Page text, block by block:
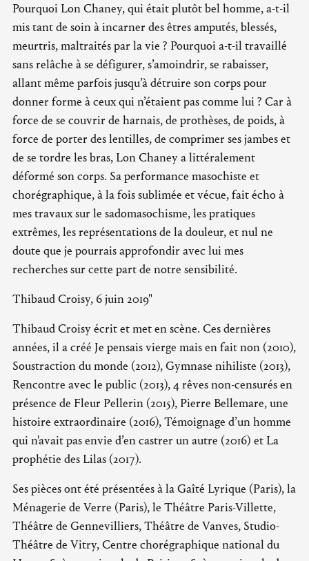
Pourquoi Lon Chaney, qui était plutôt bel homme, a-t-il
mis tant de soin à incarner des êtres amputés, blessés,
meurtris, maltraités par la vie ? Pourquoi a-t-il travaillé
sans relâche à se défigurer, s’amoindrir, se rabaisser,
allant même parfois jusqu’à détruire son corps pour
donner forme à ceux qui n’étaient pas comme lui ? Car à
force de se couvrir de harnais, de prothèses, de poids, à
force de porter des lentilles, de comprimer ses jambes et
de se tordre les bras, Lon Chaney a littéralement
déformé son corps. Sa performance masochiste et
chorégraphique, à la fois sublimée et vécue, fait écho à
mes travaux sur le sadomasochisme, les pratiques
extrêmes, les représentations de la douleur, et nul ne
doute que je pourrais approfondir avec lui mes
recherches sur cette part de notre sensibilité.
Thibaud Croisy, 6 juin 2019"
Thibaud Croisy écrit et met en scène. Ces dernières
années, il a créé Je pensais vierge mais en fait non (2010),
Soustraction du monde (2012), Gymnase nihiliste (2013),
Rencontre avec le public (2013), 4 rêves non-censurés en
présence de Fleur Pellerin (2015), Pierre Bellemare, une
histoire extraordinaire (2016), Témoignage d’un homme
qui n'avait pas envie d’en castrer un autre (2016) et La
prophétie des Lilas (2017).
Ses pièces ont été présentées à la Gaîté Lyrique (Paris), la
Ménagerie de Verre (Paris), le Théâtre Paris-Villette,
Théâtre de Gennevilliers, Théâtre de Vanves, Studio-
Théâtre de Vitry, Centre chorégraphique national du